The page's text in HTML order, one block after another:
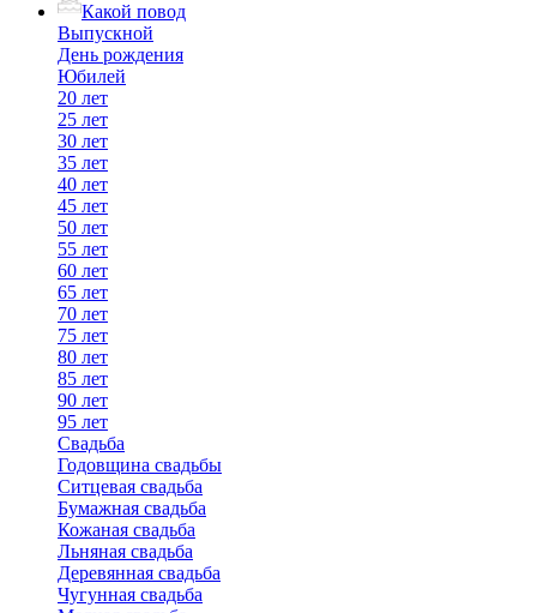
Какой повод
Выпускной
День рождения
Юбилей
20 лет
25 лет
30 лет
35 лет
40 лет
45 лет
50 лет
55 лет
60 лет
65 лет
70 лет
75 лет
80 лет
85 лет
90 лет
95 лет
Свадьба
Годовщина свадьбы
Ситцевая свадьба
Бумажная свадьба
Кожаная свадьба
Льняная свадьба
Деревянная свадьба
Чугунная свадьба